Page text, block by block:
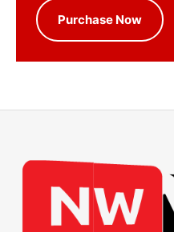
Purchase Now